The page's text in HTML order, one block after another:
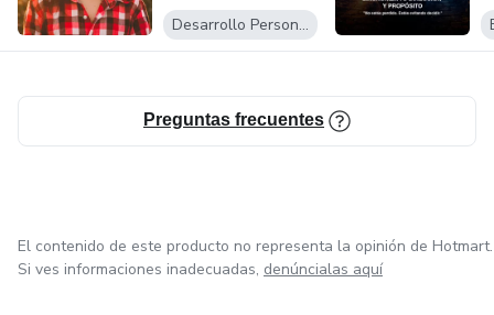
Desarrollo Personal
Preguntas frecuentes
El contenido de este producto no representa la opinión de Hotmart.
Si ves informaciones inadecuadas, denúncialas aquí